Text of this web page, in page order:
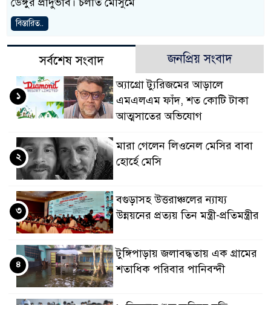
বিস্তারিত..
সর্বশেষ সংবাদ জনপ্রিয় সংবাদ
অ্যাগ্রো ট্যুরিজমের আড়ালে
এমএলএম ফাঁদ, শত কোটি টাকা
আত্মসাতের অভিযোগ
১
মারা গেলেন লিওনেল মেসির বাবা
হোর্হে মেসি
২
বগুড়াসহ উত্তরাঞ্চলের ন্যায্য
উন্নয়নের প্রত্যয় তিন মন্ত্রী-প্রতিমন্ত্রীর
৩
টুঙ্গিপাড়ায় জলাবদ্ধতায় এক গ্রামের
শতাধিক পরিবার পানিবন্দী
৪
৮ ডিসেম্বর শুরু জুনিয়র বৃত্তি